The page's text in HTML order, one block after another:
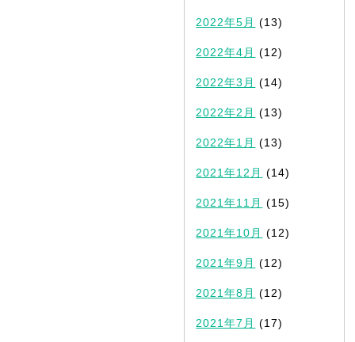
2022年5月 (13)
2022年4月 (12)
2022年3月 (14)
2022年2月 (13)
2022年1月 (13)
2021年12月 (14)
2021年11月 (15)
2021年10月 (12)
2021年9月 (12)
2021年8月 (12)
2021年7月 (17)